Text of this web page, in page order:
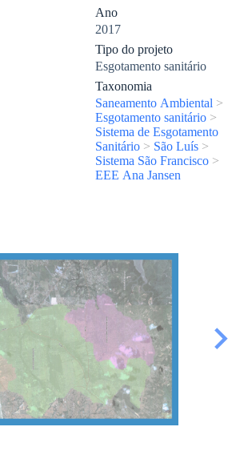
Ano
2017
Tipo do projeto
Esgotamento sanitário
Taxonomia
Saneamento Ambiental >
Esgotamento sanitário >
Sistema de Esgotamento
Sanitário > São Luís >
Sistema São Francisco >
EEE Ana Jansen